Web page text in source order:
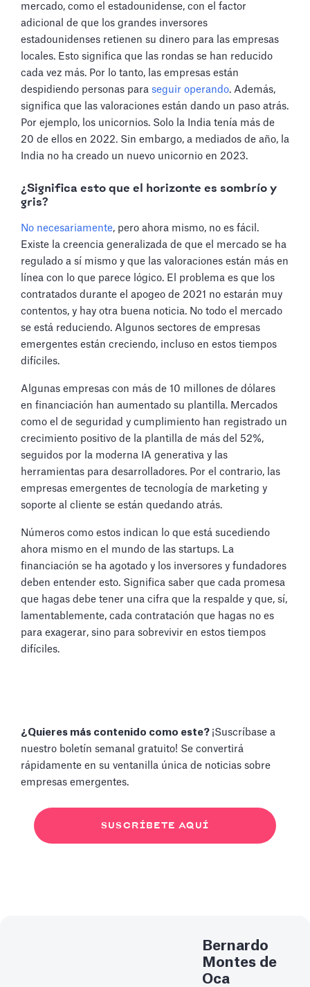
mercado, como el estadounidense, con el factor
adicional de que los grandes inversores
estadounidenses retienen su dinero para las empresas
locales. Esto significa que las rondas se han reducido
cada vez más. Por lo tanto, las empresas están
despidiendo personas para seguir operando. Además,
significa que las valoraciones están dando un paso atrás.
Por ejemplo, los unicornios. Solo la India tenía más de
20 de ellos en 2022. Sin embargo, a mediados de año, la
India no ha creado un nuevo unicornio en 2023.
¿Significa esto que el horizonte es sombrío y
gris?
No necesariamente, pero ahora mismo, no es fácil.
Existe la creencia generalizada de que el mercado se ha
regulado a sí mismo y que las valoraciones están más en
línea con lo que parece lógico. El problema es que los
contratados durante el apogeo de 2021 no estarán muy
contentos, y hay otra buena noticia. No todo el mercado
se está reduciendo. Algunos sectores de empresas
emergentes están creciendo, incluso en estos tiempos
difíciles.
Algunas empresas con más de 10 millones de dólares
en financiación han aumentado su plantilla. Mercados
como el de seguridad y cumplimiento han registrado un
crecimiento positivo de la plantilla de más del 52%,
seguidos por la moderna IA generativa y las
herramientas para desarrolladores. Por el contrario, las
empresas emergentes de tecnología de marketing y
soporte al cliente se están quedando atrás.
Números como estos indican lo que está sucediendo
ahora mismo en el mundo de las startups. La
financiación se ha agotado y los inversores y fundadores
deben entender esto. Significa saber que cada promesa
que hagas debe tener una cifra que la respalde y que, sí,
lamentablemente, cada contratación que hagas no es
para exagerar, sino para sobrevivir en estos tiempos
difíciles.
¿Quieres más contenido como este? ¡Suscríbase a
nuestro boletín semanal gratuito! Se convertirá
rápidamente en su ventanilla única de noticias sobre
empresas emergentes.
SUSCRÍBETE AQUÍ
Bernardo
Montes de
Oca